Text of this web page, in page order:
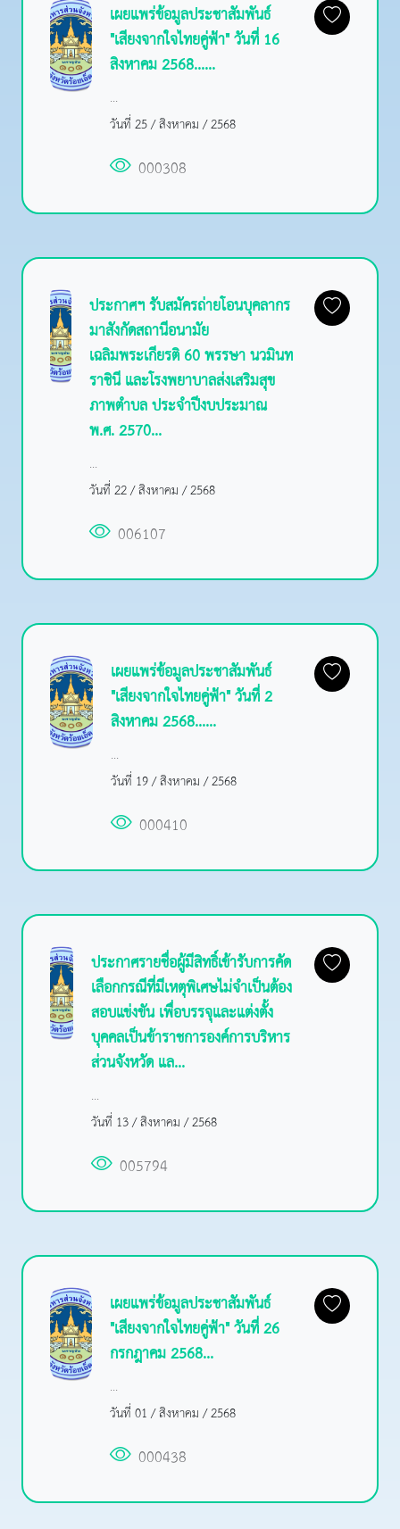
เผยแพร่ข้อมูลประชาสัมพันธ์
"เสียงจากใจไทยคู่ฟ้า" วันที่ 16
สิงหาคม 2568......
...
วันที่ 25 / สิงหาคม / 2568
000308
ประกาศฯ รับสมัครถ่ายโอนบุคลากร
มาสังกัดสถานีอนามัย
เฉลิมพระเกียรติ 60 พรรษา นวมินท
ราชินี และโรงพยาบาลส่งเสริมสุข
ภาพตำบล ประจำปีงบประมาณ
พ.ศ. 2570...
...
วันที่ 22 / สิงหาคม / 2568
006107
เผยแพร่ข้อมูลประชาสัมพันธ์
"เสียงจากใจไทยคู่ฟ้า" วันที่ 2
สิงหาคม 2568......
...
วันที่ 19 / สิงหาคม / 2568
000410
ประกาศรายชื่อผู้มีสิทธิ์เข้ารับการคัด
เลือกกรณีที่มีเหตุพิเศษไม่จำเป็นต้อง
สอบแข่งขัน เพื่อบรรจุและแต่งตั้ง
บุคคลเป็นข้าราชการองค์การบริหาร
ส่วนจังหวัด แล...
...
วันที่ 13 / สิงหาคม / 2568
005794
เผยแพร่ข้อมูลประชาสัมพันธ์
"เสียงจากใจไทยคู่ฟ้า" วันที่ 26
กรกฎาคม 2568...
...
วันที่ 01 / สิงหาคม / 2568
000438